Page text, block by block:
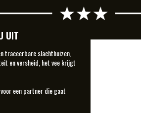
UIT
traceerbare slachthuizen,
en versheid, het vee krijgt
een partner die gaat